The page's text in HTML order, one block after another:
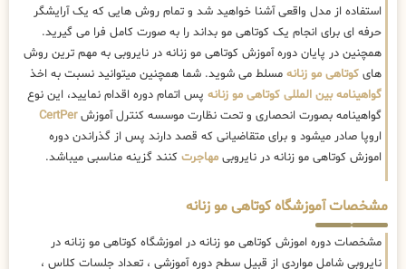
استفاده از مدل واقعی آشنا خواهید شد و تمام روش هایی که یک آرایشگر
حرفه ای برای انجام یک کوتاهی مو بداند را به صورت کامل فرا می گیرید.
همچنین در پایان دوره آموزش کوتاهی مو زنانه در نایروبی به مهم ترین روش
های کوتاهی مو زنانه مسلط می شوید. شما همچنین میتوانید نسبت به اخذ
گواهینامه بین المللی کوتاهی مو زنانه پس اتمام دوره اقدام نمایید، این نوع
گواهینامه بصورت انحصاری و تحت نظارت موسسه کنترل آموزشCertPer
اروپا صادر میشود و برای متقاضیانی که قصد دارند پس از گذراندن دوره
اموزش کوتاهی مو زنانه در نایروبی مهاجرت کنند گزینه مناسبی میباشد.
مشخصات آموزشگاه کوتاهی مو زنانه
مشخصات دوره اموزش کوتاهی مو زنانه در اموزشگاه کوتاهی مو زنانه در
نایروبی شامل مواردی از قبیل سطح دوره آموزشی ، تعداد جلسات کلاس ،